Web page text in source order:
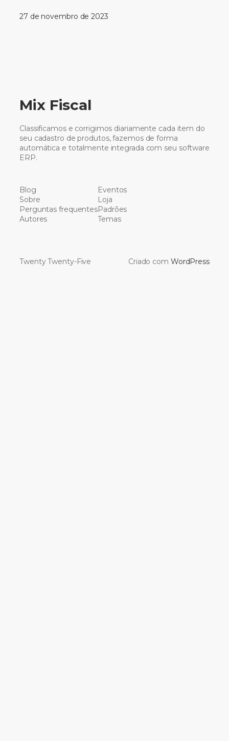
27 de novembro de 2023
Mix Fiscal
Classificamos e corrigimos diariamente cada item do
seu cadastro de produtos, fazemos de forma
automática e totalmente integrada com seu software
ERP.
Blog
Sobre
Perguntas frequentes
Autores
Eventos
Loja
Padrões
Temas
Twenty Twenty-Five Criado com WordPress